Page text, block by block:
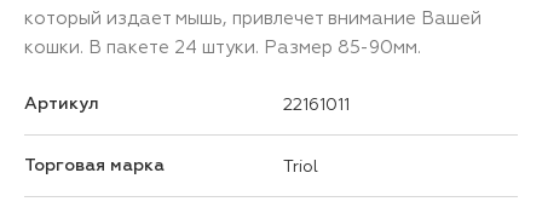
который издает мышь, привлечет внимание Вашей
кошки. В пакете 24 штуки. Размер 85-90мм.
Артикул 22161011
Торговая марка Triol